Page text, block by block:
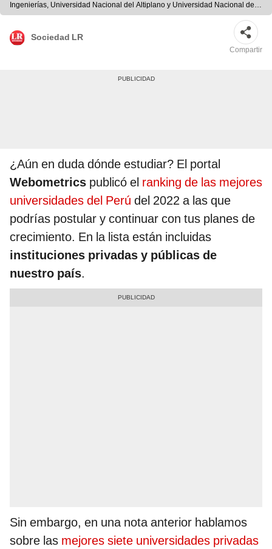
Ingenierías, Universidad Nacional del Altiplano y Universidad Nacional de
San Agustín figuran dentro del ranking de mejores universidades públicas
del Perú. Foto: composición Fabrizio Oviendo/LR/Infobae/UNI/LR/LR
Sociedad LR
Compartir
¿Aún en duda dónde estudiar? El portal
Webometrics publicó el ranking de las mejores
universidades del Perú del 2022 a las que
podrías postular y continuar con tus planes de
crecimiento. En la lista están incluidas
instituciones privadas y públicas de
nuestro país.
Sin embargo, en una nota anterior hablamos
sobre las mejores siete universidades privadas